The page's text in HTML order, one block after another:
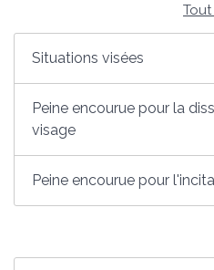
Situations visées
Peine encourue pour la
visage
Peine encourue pour